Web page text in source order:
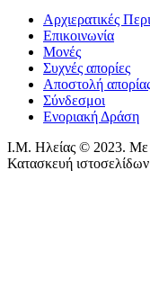
Αρχιερατικές
Επικοινωνία
Μονές
Συχνές απορίες
Αποστολή
Σύνδεσμοι
Ενοριακή Δράση
Ι.Μ. Ηλείας © 2023. Με
Κατασκευή ιστοσελίδων